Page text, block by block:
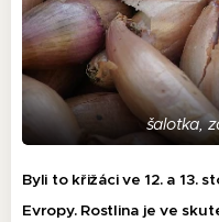
šalotka,
Byli to křižáci ve 12. a 13.
Evropy. Rostlina je ve